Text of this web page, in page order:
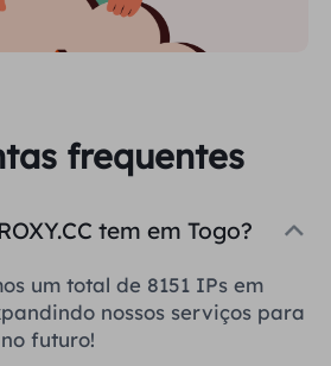
frequentes
tem em Togo?
um total de 8151 IPs em
nossos serviços para
futuro!